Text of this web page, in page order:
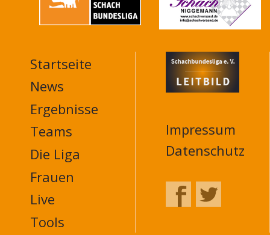
MAIN
NAVIGATION
FOOTER
Startseite
News
Ergebnisse
Teams
Die Liga
Frauen
Live
Tools
Impressum
Datenschutz